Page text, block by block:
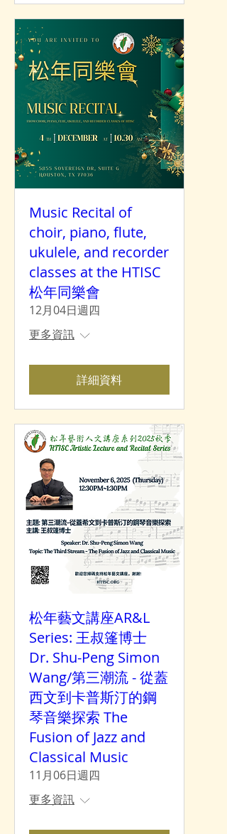
Music Recital of
choir, piano, flute,
ukulele, and recorder
classes at the HTISC
松年同樂會
12月04日週四
更多資訊
詳細資料
松年藝文講座AR&L
Series: 王叔篷博士
Dr. Shu-Peng Simon
Wang/第三潮流 - 從蓋
西文到卡普斯汀的鋼
琴音樂探索 The
Fusion of Jazz and
Classical Music
11月06日週四
更多資訊